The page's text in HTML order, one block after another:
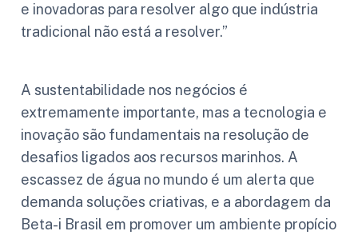
e inovadoras para resolver algo que indústria
tradicional não está a resolver.”
A sustentabilidade nos negócios é
extremamente importante, mas a tecnologia e
inovação são fundamentais na resolução de
desafios ligados aos recursos marinhos. A
escassez de água no mundo é um alerta que
demanda soluções criativas, e a abordagem da
Beta-i Brasil em promover um ambiente propício